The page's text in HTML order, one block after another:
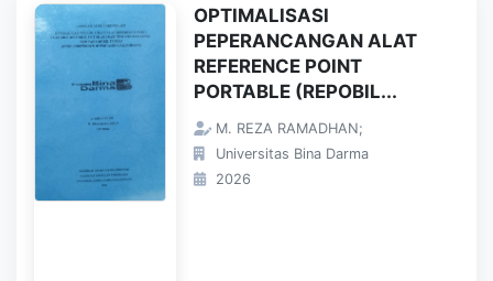
OPTIMALISASI
PEPERANCANGAN ALAT
REFERENCE POINT
PORTABLE (REPOBIL...
M. REZA RAMADHAN;
Universitas Bina Darma
2026